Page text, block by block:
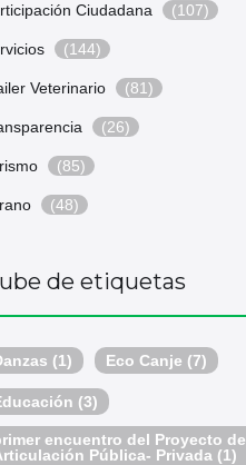
Ciudadana (107)
(144)
Veterinario (81)
(26)
(85)
(48)
de etiquetas
(1) Eco Canje (7)
(3)
encuentro del Proyecto de
Pública- Privada (1)